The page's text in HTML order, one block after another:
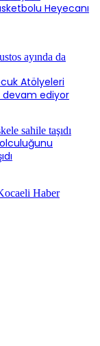
Heyecanı
Atölyeleri
devam ediyor
Haber